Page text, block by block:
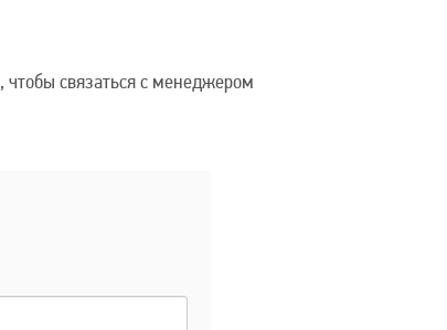
чтобы связаться с менеджером